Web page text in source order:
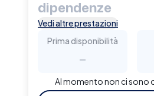
dipendenze
Vedi altre prestazioni
Prima disponibilità
-
Al momento non ci sono